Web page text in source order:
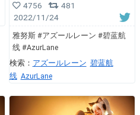
4756
481
2022/11/24
雅努斯 #アズールレーン #碧蓝航
线 #AzurLane
検索： アズールレーン 碧蓝航
线 AzurLane